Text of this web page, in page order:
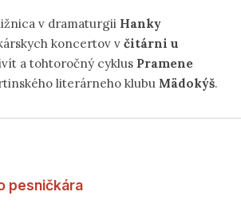
v dramaturgii Hanky
koncertov v čitárni u
a tohtoročný cyklus Pramene
literárneho klubu Mädokýš.
pesničkára